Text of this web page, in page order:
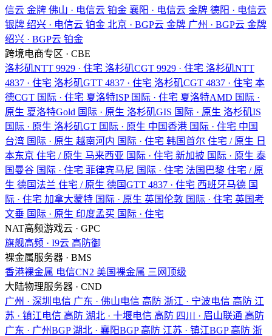
信云 金牌 佛山 · 电信云 铂金 襄阳 · 电信云 金牌 德阳 · 电信云
银牌 绍兴 · 电信云 铂金 北京 · BGP云 金牌 广州 · BGP云 金牌
绍兴 · BGP云 铂金
跨境电商专区 · CBE
洛杉矶NTT 9929 · 住宅 洛杉矶CGT 9929 · 住宅 洛杉矶NTT
4837 · 住宅 洛杉矶GTT 4837 · 住宅 洛杉矶CGT 4837 · 住宅 本
德CGT 国际 · 住宅 夏洛特ISP 国际 · 住宅 夏洛特AMD 国际 ·
原生 夏洛特Gold 国际 · 原生 洛杉矶GIS 国际 · 原生 洛杉矶IS
国际 · 原生 洛杉矶GT 国际 · 原生 中国香港 国际 · 住宅 中国
台湾 国际 · 原生 越南河内 国际 · 住宅 韩国首尔 住宅 / 原生 日
本东京 住宅 / 原生 马来西亚 国际 · 住宅 新加披 国际 · 原生 泰
国曼谷 国际 · 住宅 菲律宾马尼 国际 · 住宅 法国巴黎 住宅 / 原
生 德国法兰 住宅 / 原生 德国GTT 4837 · 住宅 西班牙马德 国
际 · 住宅 加拿大蒙特 国际 · 原生 英国伦敦 国际 · 住宅 英国考
文垂 国际 · 原生 印度孟买 国际 · 住宅
NAT高频游戏云 · GPC
旗舰高频 · I9云 高防御
裸金属服务器 · BMS
香港裸金属 电信CN2 美国裸金属 三网顶级
大陆物理服务器 · CND
广州 · 深圳电信 广东 · 佛山电信 高防 浙江 · 宁波电信 高防 江
苏 · 镇江电信 高防 湖北 · 十堰电信 高防 四川 · 眉山联通 高防
广东 · 广州BGP 湖北 · 襄阳BGP 高防 江苏 · 镇江BGP 高防 浙